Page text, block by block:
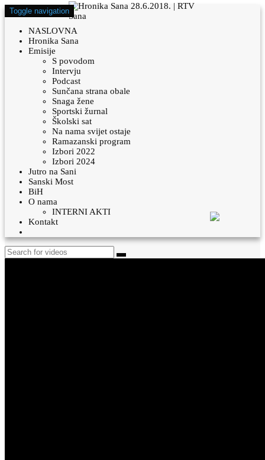
Toggle navigation
NASLOVNA
Hronika Sana
Emisije
S povodom
Intervju
Podcast
Sunčana strana obale
Snaga žene
Sportski žurnal
Školski sat
Na nama svijet ostaje
Ramazanski program
Izbori 2022
Izbori 2024
Jutro na Sani
Sanski Most
BiH
O nama
INTERNI AKTI
Kontakt